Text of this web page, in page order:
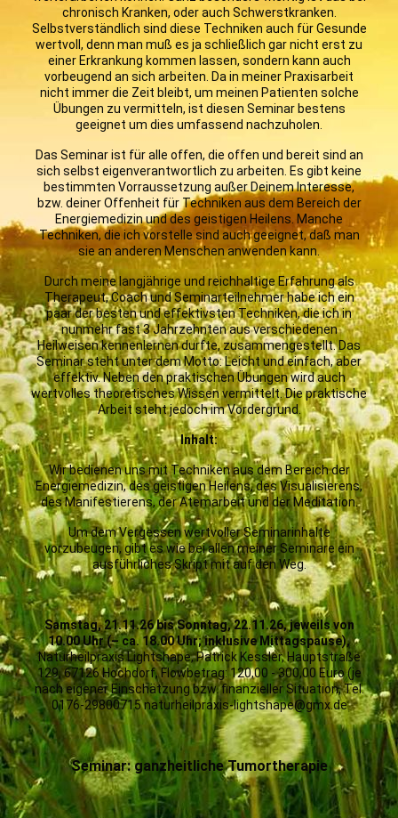
chronisch Kranken, oder auch Schwerstkranken.
Selbstverständlich sind diese Techniken auch für Gesunde
wertvoll, denn man muß es ja schließlich gar nicht erst zu
einer Erkrankung kommen lassen, sondern kann auch
vorbeugend an sich arbeiten. Da in meiner Praxisarbeit
nicht immer die Zeit bleibt, um meinen Patienten solche
Übungen zu vermitteln, ist diesen Seminar bestens
geeignet um dies umfassend nachzuholen.
Das Seminar ist für alle offen, die offen und bereit sind an
sich selbst eigenverantwortlich zu arbeiten. Es gibt keine
bestimmten Vorraussetzung außer Deinem Interesse,
bzw. deiner Offenheit für Techniken aus dem Bereich der
Energiemedizin und des geistigen Heilens. Manche
Techniken, die ich vorstelle sind auch geeignet, daß man
sie an anderen Menschen anwenden kann.
Durch meine langjährige und reichhaltige Erfahrung als
Therapeut, Coach und Seminarteilnehmer habe ich ein
paar der besten und effektivsten Techniken, die ich in
nunmehr fast 3 Jahrzehnten aus verschiedenen
Heilweisen kennenlernen durfte, zusammengestellt. Das
Seminar steht unter dem Motto: Leicht und einfach, aber
effektiv. Neben den praktischen Übungen wird auch
wertvolles theoretisches Wissen vermittelt. Die praktische
Arbeit steht jedoch im Vordergrund.
Inhalt:
Wir bedienen uns mit Techniken aus dem Bereich der
Energiemedizin, des geistigen Heilens, des Visualisierens,
des Manifestierens, der Atemarbeit und der Meditation.
Um dem Vergessen wertvoller Seminarinhalte
vorzubeugen, gibt es wie bei allen meiner Seminare ein
ausführliches Skript mit auf den Weg.
Samstag, 21.11.26 bis Sonntag, 22.11.26, jeweils von
10.00 Uhr (– ca. 18.00 Uhr; inklusive Mittagspause),
Naturheilpraxis Lightshape, Patrick Kessler, Hauptstraße
129, 67126 Hochdorf, Flowbetrag: 120,00 - 300,00 Euro (je
nach eigener Einschätzung bzw. finanzieller Situation, Tel.
0176-29800715 naturheilpraxis-lightshape@gmx.de
Seminar: ganzheitliche Tumortherapie